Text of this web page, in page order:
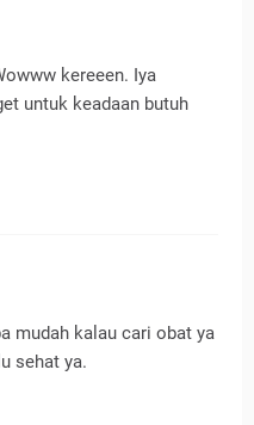
kereeen. Iya
untuk keadaan butuh
mudah kalau cari obat ya
sehat ya.